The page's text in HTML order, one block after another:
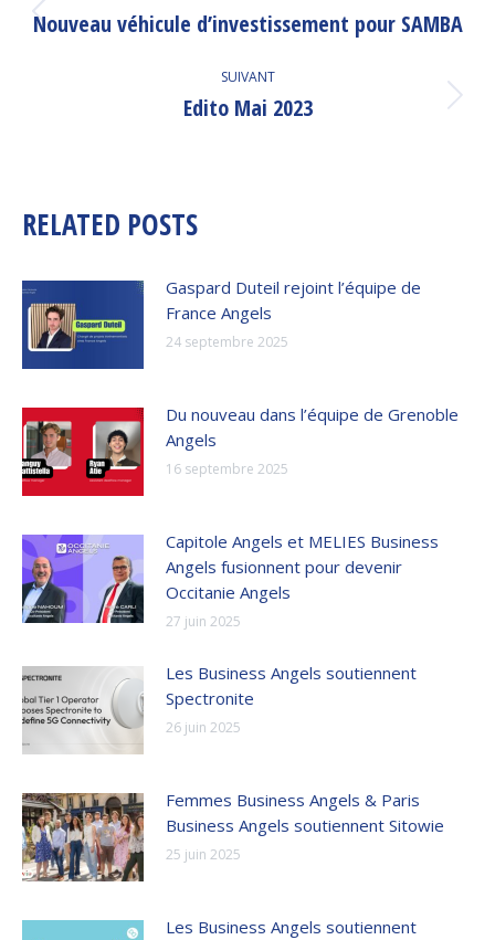
ARTICLE
Article
:
Nouveau véhicule d’investissement pour SAMBA
SUIVANT
Article
Edito Mai 2023
RELATED POSTS
Gaspard Duteil rejoint l’équipe de
France Angels
24 septembre 2025
Du nouveau dans l’équipe de Grenoble
Angels
16 septembre 2025
Capitole Angels et MELIES Business
Angels fusionnent pour devenir
Occitanie Angels
27 juin 2025
Les Business Angels soutiennent
Spectronite
26 juin 2025
Femmes Business Angels & Paris
Business Angels soutiennent Sitowie
25 juin 2025
Les Business Angels soutiennent